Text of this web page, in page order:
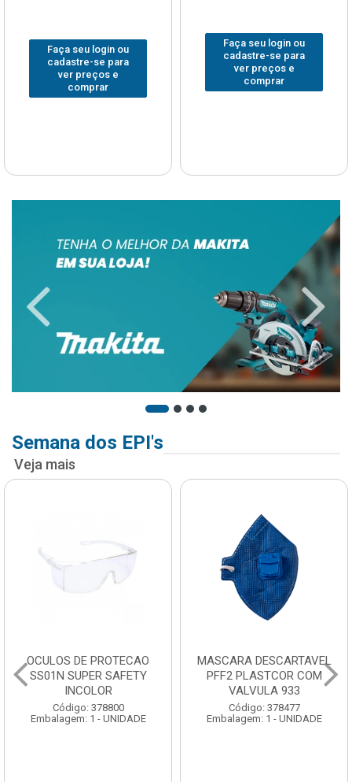
Faça seu login ou
cadastre-se para
ver preços e
comprar
Faça seu login ou
cadastre-se para
ver preços e
comprar
Semana dos EPI's
Veja mais
OCULOS DE PROTECAO
SS01N SUPER SAFETY
INCOLOR
Código: 378800
Embalagem: 1 - UNIDADE
MASCARA DESCARTAVEL
PFF2 PLASTCOR COM
VALVULA 933
Código: 378477
Embalagem: 1 - UNIDADE